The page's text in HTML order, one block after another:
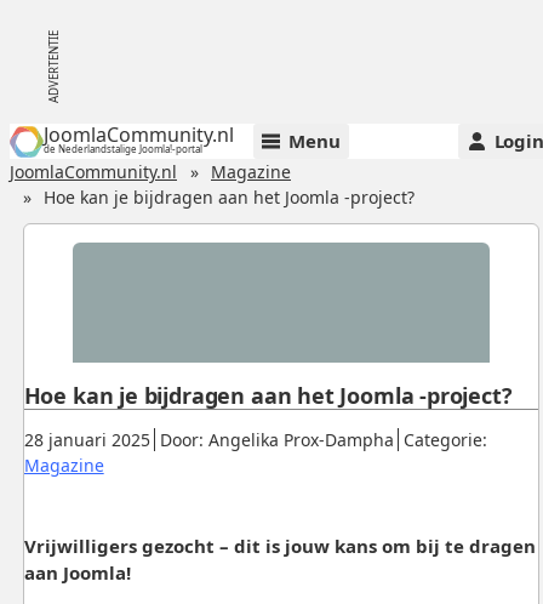
JoomlaCommunity.nl
de Nederlandstalige Joomla!-portal Menu Login
JoomlaCommunity.nl
Magazine
Hoe kan je bijdragen aan het Joomla -project?
Gepubliceerd:
28 januari 2025. Door: Angelika Prox-Dampha. Categorie:
Magazine.
Hoe kan je bijdragen aan het Joomla -project?
Vrijwilligers gezocht – dit is jouw kans om bij te dragen
aan Joomla!